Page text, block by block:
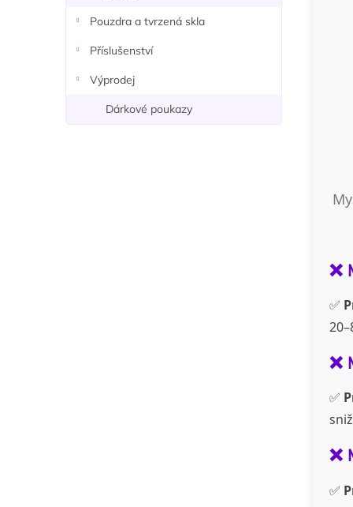
Pouzdra a tvrzená skla
Příslušenství
Výprodej
Dárkové poukazy
❌
✅
❌
✅
❌
✅